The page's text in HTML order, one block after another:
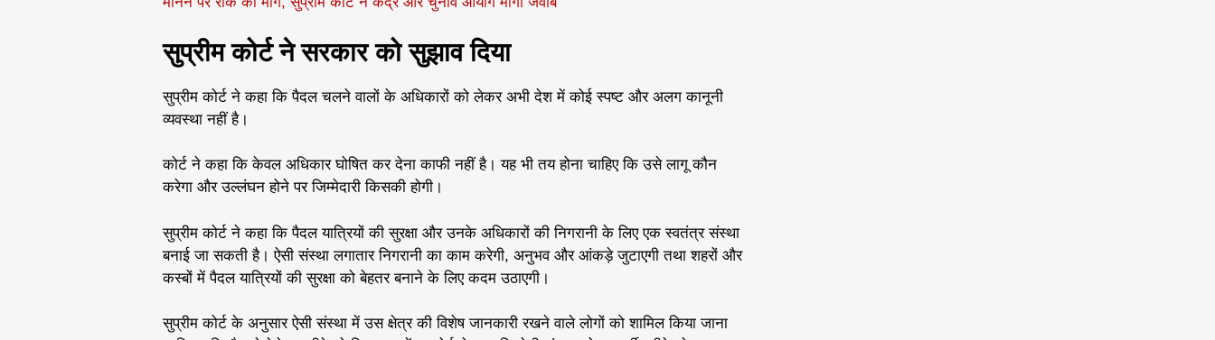
सुप्रीम कोर्ट ने सरकार को सुझाव दिया
सुप्रीम कोर्ट ने कहा कि पैदल चलने वालों के अधिकारों को लेकर अभी देश में कोई स्पष्ट और अलग कानूनी
व्यवस्था नहीं है।
कोर्ट ने कहा कि केवल अधिकार घोषित कर देना काफी नहीं है। यह भी तय होना चाहिए कि उसे लागू कौन
करेगा और उल्लंघन होने पर जिम्मेदारी किसकी होगी।
सुप्रीम कोर्ट ने कहा कि पैदल यात्रियों की सुरक्षा और उनके अधिकारों की निगरानी के लिए एक स्वतंत्र संस्था
बनाई जा सकती है। ऐसी संस्था लगातार निगरानी का काम करेगी, अनुभव और आंकड़े जुटाएगी तथा शहरों और
कस्बों में पैदल यात्रियों की सुरक्षा को बेहतर बनाने के लिए कदम उठाएगी।
सुप्रीम कोर्ट के अनुसार ऐसी संस्था में उस क्षेत्र की विशेष जानकारी रखने वाले लोगों को शामिल किया जाना